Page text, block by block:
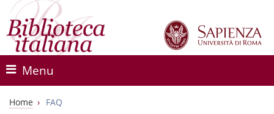
Menu
Home FAQ